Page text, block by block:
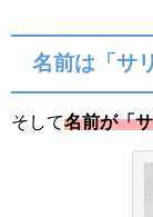
名前は「サ
そして名前が「